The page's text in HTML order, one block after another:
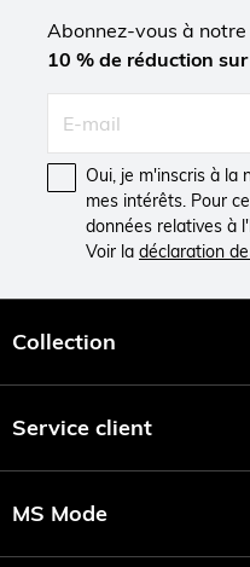
Abonnez-vous à
10 % de réduction
Oui, je m'inscris à la
mes intérêts. Pour
données relatives à
Voir la déclaration
Collection
Service client
MS Mode